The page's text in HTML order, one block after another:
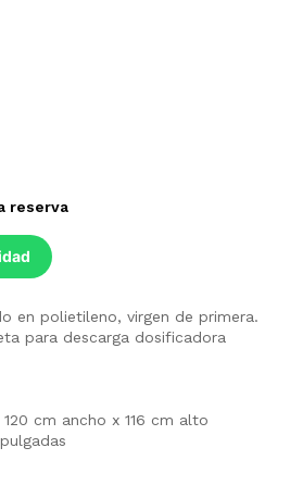
reserva
en polietileno, virgen de primera.
para descarga dosificadora
cm ancho x 116 cm alto